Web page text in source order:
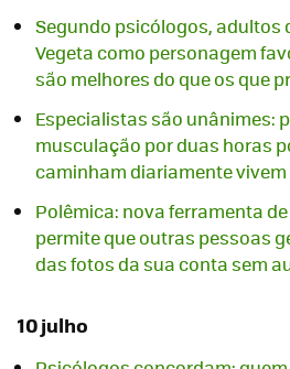
Segundo psicólogos, adultos
Vegeta como personagem
são melhores do que os que
Especialistas são unânimes:
musculação por duas horas
caminham diariamente
Polêmica: nova ferramenta
permite que outras pessoas
das fotos da sua conta sem
10 julho